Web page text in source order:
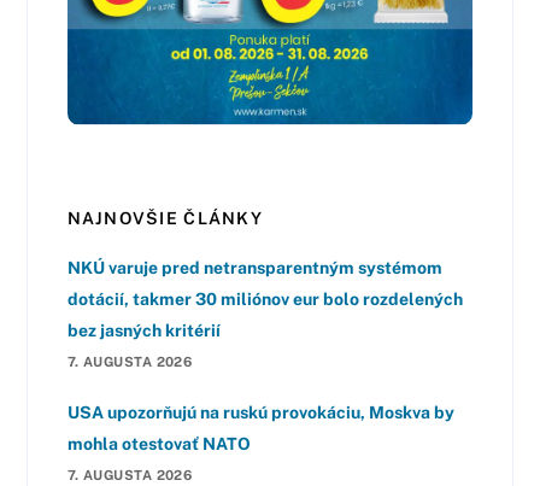
NAJNOVŠIE ČLÁNKY
NKÚ varuje pred netransparentným systémom
dotácií, takmer 30 miliónov eur bolo rozdelených
bez jasných kritérií
7. AUGUSTA 2026
USA upozorňujú na ruskú provokáciu, Moskva by
mohla otestovať NATO
7. AUGUSTA 2026